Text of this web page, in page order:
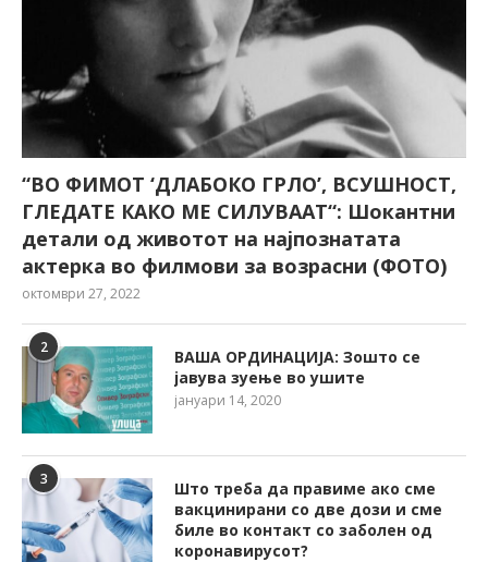
“ВО ФИМОТ ‘ДЛАБОКО ГРЛО’, ВСУШНОСТ,
ГЛЕДАТЕ КАКО МЕ СИЛУВААТ“: Шокантни
детали од животот на најпознатата
актерка во филмови за возрасни (ФОТО)
октомври 27, 2022
2
ВАША ОРДИНАЦИЈА: Зошто се
јавува зуење во ушите
јануари 14, 2020
3
Што треба да правиме ако сме
вакцинирани со две дози и сме
биле во контакт со заболен од
коронавирусот?